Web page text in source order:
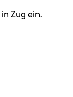
Zug ein.